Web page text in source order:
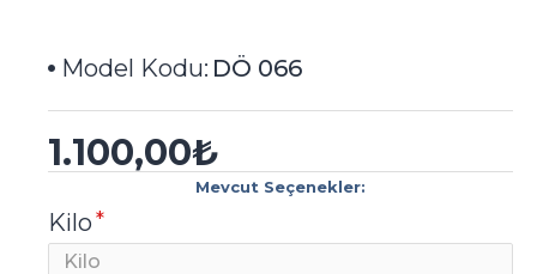
1.100,00₺
Model Kodu: DÖ 066
Mevcut Seçenekler:
Kilo